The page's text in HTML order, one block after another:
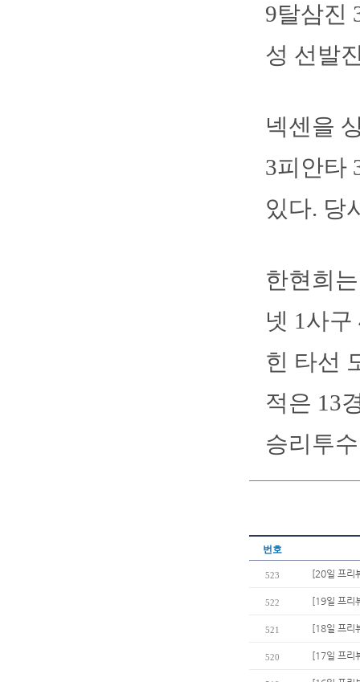
9탈삼진
성 선발
넥센을
3피안타
있다. 당
한현희
넷 1사
힌 타선
적은 13
승리투
번호
523 [20일 프리
522 [19일 프리
521 [18일 프리
520 [17일 프리